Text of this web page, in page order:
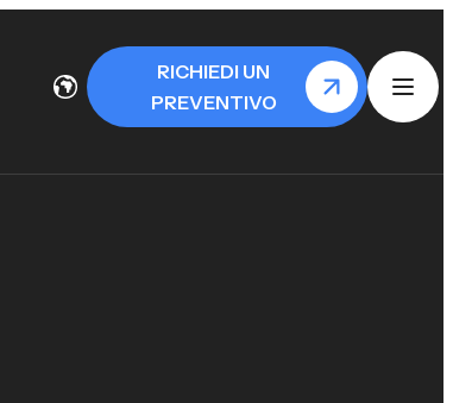
RICHIEDI UN
PREVENTIVO